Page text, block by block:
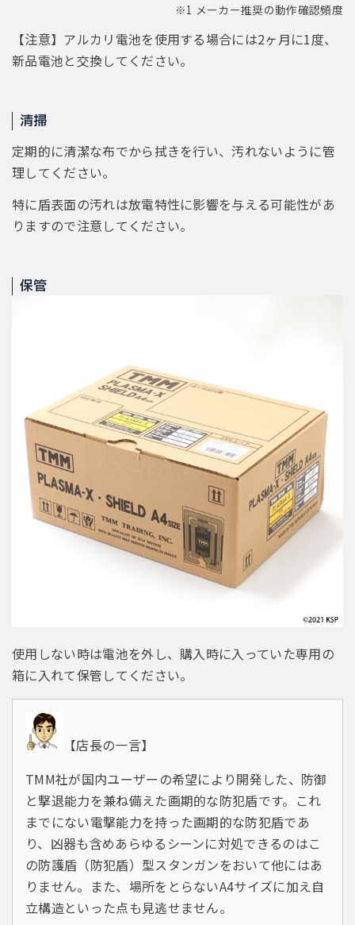
※1 メーカー推奨の動作確認頻度
【注意】アルカリ電池を使用する場合には2ヶ月に1度、
新品電池と交換してください。
清掃
定期的に清潔な布でから拭きを行い、汚れないように管
理してください。
特に盾表面の汚れは放電特性に影響を与える可能性があ
りますので注意してください。
保管
使用しない時は電池を外し、購入時に入っていた専用の
箱に入れて保管してください。
【店長の一言】
TMM社が国内ユーザーの希望により開発した、防御
と撃退能力を兼ね備えた画期的な防犯盾です。これ
までにない電撃能力を持った画期的な防犯盾であ
り、凶器も含めあらゆるシーンに対処できるのはこ
の防護盾（防犯盾）型スタンガンをおいて他にはあ
りません。また、場所をとらないA4サイズに加え自
立構造といった点も見逃せません。